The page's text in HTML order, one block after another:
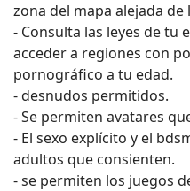
zona del mapa alejada de
- Consulta las leyes de tu
acceder a regiones con
pornográfico a tu edad.
- desnudos permitidos.
- Se permiten avatares
- El sexo explícito y el
adultos que consienten.
- se permiten los juegos